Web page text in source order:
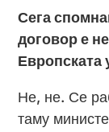
Сега
договор е
Европската
Не, не. Се
таму